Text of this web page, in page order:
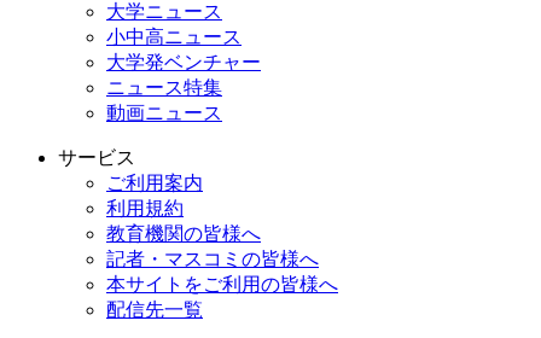
大学ニュース
小中高ニュース
大学発ベンチャー
ニュース特集
動画ニュース
サービス
ご利用案内
利用規約
教育機関の皆様へ
記者・マスコミの皆様へ
本サイトをご利用の皆様へ
配信先一覧